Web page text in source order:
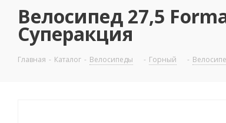
Велосипед 27,5
Суперакция
Главная - Каталог - Велосипеды - Горный -